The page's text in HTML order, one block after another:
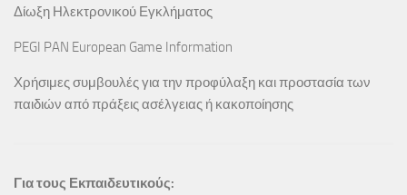
Δίωξη Ηλεκτρονικού Εγκλήματος
PEGI PAN European Game Information
Χρήσιμες συμβουλές για την προφύλαξη και προστασία των
παιδιών από πράξεις ασέλγειας ή κακοποίησης
Για τους Εκπαιδευτικούς: